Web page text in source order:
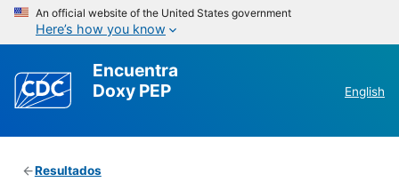
An official website of the United States government
Here’s how you know
Encuentra
Doxy PEP
English
Resultados